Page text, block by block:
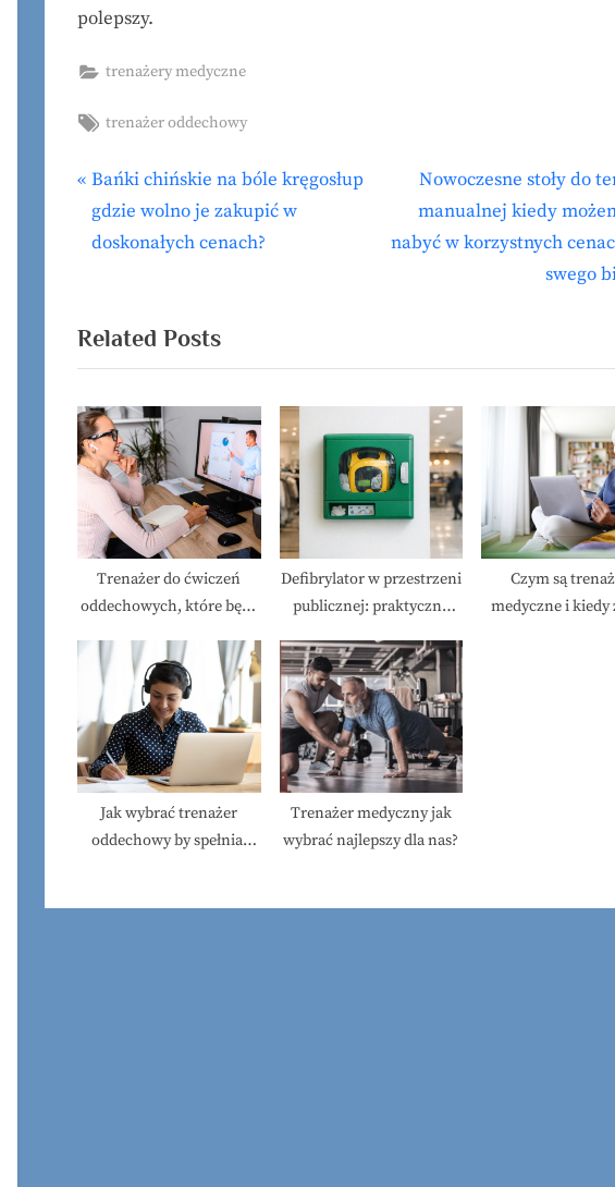
polepszy.
trenażery medyczne
Tags:
trenażer oddechowy
Nawigacja
wpisu
P
r
e
o
u
P
o
t
:
Bańki chińskie na bóle kręgosłup
gdzie wolno je zakupić w
doskonałych cenach?
N
e
x
s
Nowoczesne stoły do
manualnej kiedy
nabyć w korzystnych
swego
Related Posts
Trenażer do ćwiczeń
oddechowych, które będą
Defibrylator w przestrzeni
publicznej: praktyczny
organizatorów i obywateli
Czym są
medyczne i kiedy
Jak wybrać trenażer
oddechowy by spełniał
Trenażer medyczny jak
wybrać najlepszy dla nas?